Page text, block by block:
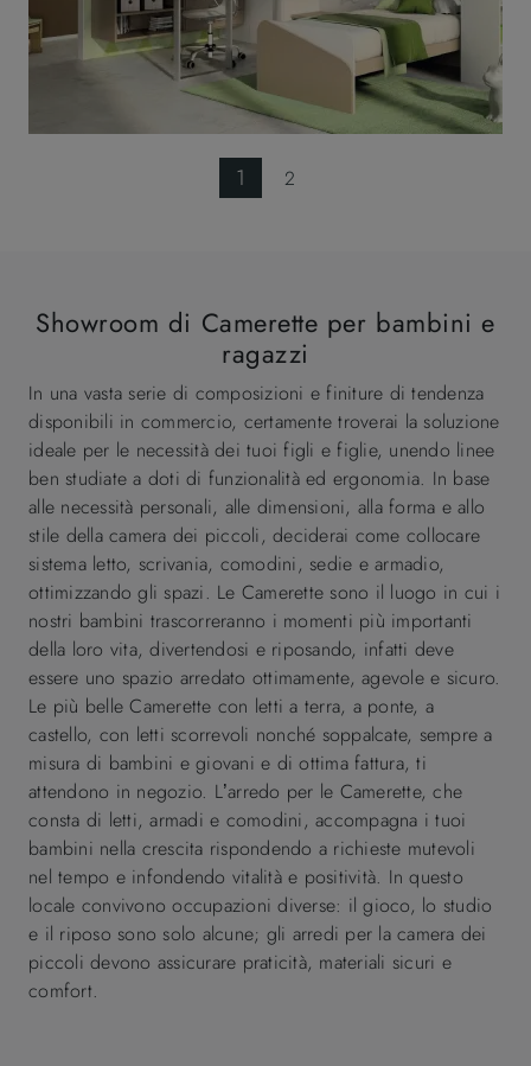
1 2
Showroom di Camerette per bambini e
ragazzi
In una vasta serie di composizioni e finiture di tendenza
disponibili in commercio, certamente troverai la soluzione
ideale per le necessità dei tuoi figli e figlie, unendo linee
ben studiate a doti di funzionalità ed ergonomia. In base
alle necessità personali, alle dimensioni, alla forma e allo
stile della camera dei piccoli, deciderai come collocare
sistema letto, scrivania, comodini, sedie e armadio,
ottimizzando gli spazi. Le Camerette sono il luogo in cui i
nostri bambini trascorreranno i momenti più importanti
della loro vita, divertendosi e riposando, infatti deve
essere uno spazio arredato ottimamente, agevole e sicuro.
Le più belle Camerette con letti a terra, a ponte, a
castello, con letti scorrevoli nonché soppalcate, sempre a
misura di bambini e giovani e di ottima fattura, ti
attendono in negozio. L’arredo per le Camerette, che
consta di letti, armadi e comodini, accompagna i tuoi
bambini nella crescita rispondendo a richieste mutevoli
nel tempo e infondendo vitalità e positività. In questo
locale convivono occupazioni diverse: il gioco, lo studio
e il riposo sono solo alcune; gli arredi per la camera dei
piccoli devono assicurare praticità, materiali sicuri e
comfort.